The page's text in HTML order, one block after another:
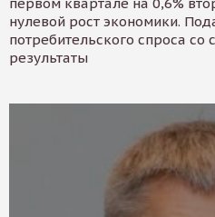
нулевой рост экономики.
потребительского спроса
результаты